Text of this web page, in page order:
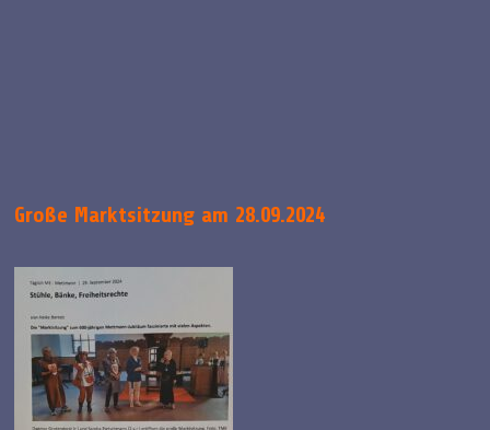
Große Marktsitzung am 28.09.2024